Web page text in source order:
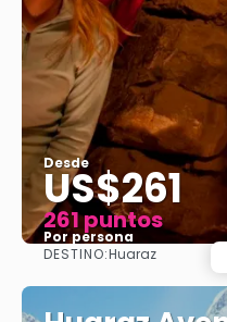
Desde
US$261
261 puntos
Por persona
DESTINO:Huaraz